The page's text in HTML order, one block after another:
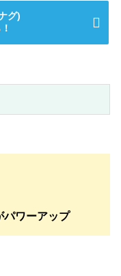
グ)
パワーアップ